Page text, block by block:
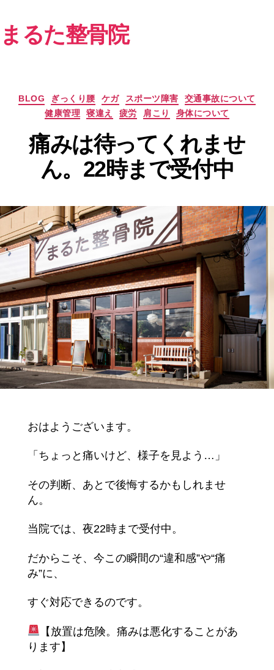
まるた整骨院
カ
テ
リ
ー
BLOG ぎっくり腰 ケガ スポーツ障害
交通事故について
健康管理
寝違え 疲労 肩こり 身体について
痛みは待ってくれませ
ん。22時まで受付中
おはようございます。
「ちょっと痛いけど、様子を見よう…」
その判断、あとで後悔するかもしれませ
ん。
当院では、夜22時まで受付中。
だからこそ、今この瞬間の“違和感”や“痛
み”に、
すぐ対応できるのです。
【放置は危険。痛みは悪化することがあ
ります】